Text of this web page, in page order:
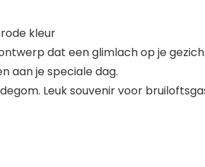
kleur
dat een glimlach op je
aan je speciale dag.
Leuk souvenir voor